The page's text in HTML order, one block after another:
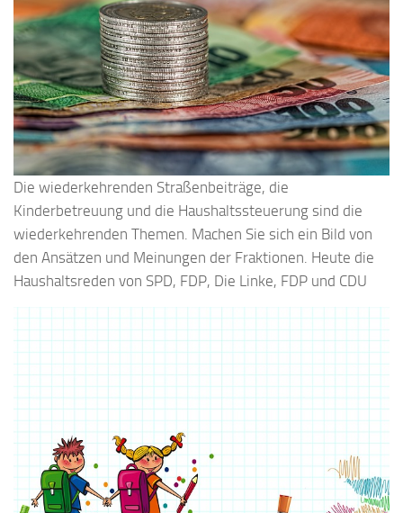
Die wiederkehrenden Straßenbeiträge, die
Kinderbetreuung und die Haushaltssteuerung sind die
wiederkehrenden Themen. Machen Sie sich ein Bild von
den Ansätzen und Meinungen der Fraktionen. Heute die
Haushaltsreden von SPD, FDP, Die Linke, FDP und CDU